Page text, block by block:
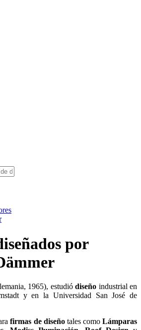
por
1965), estudiódiseño industrial en
y en la Universidad San José de
firmas de diseñotales comoLámparas